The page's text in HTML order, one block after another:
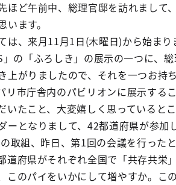
ほど午前中、総理官邸を訪れまして
ます。
は、来月11月1日(木曜日)から始ま
」の「ふろしき」の展示の一つに、
上がりましたので、それを一つお持
リ市庁舎内のパビリオンに展示する
いたこと、大変嬉しく思っているとこ
ーとなりまして、42都道府県が参
の取組、昨日、第1回の会議を行った
道府県がそれぞれ全国で「共存共栄
このパイをいかにして増やすか。こ